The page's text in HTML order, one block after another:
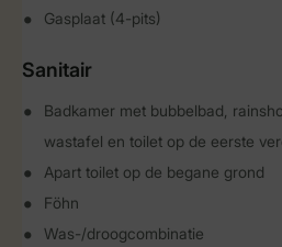
Gasplaat (4-pits)
Sanitair
Badkamer met bubbelbad,
wastafel en toilet op de eerste
Apart toilet op de begane grond
Föhn
Was-/droogcombinatie